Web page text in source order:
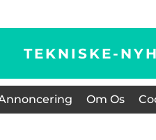
TEKNISKE-
Om Os